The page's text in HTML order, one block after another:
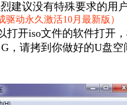
建议没有特殊要求的用
驱动永久激活10月最新版）
打开iso文件的软件打开
，请拷到你做好的U盘